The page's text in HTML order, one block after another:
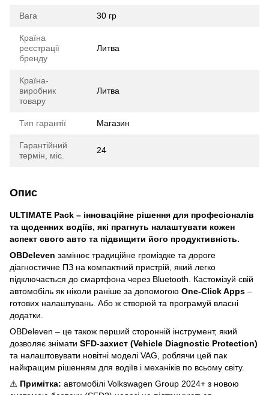
Вага 30 гр
Країна
реєстрації
бренду
Литва
Країна-
виробник
товару
Литва
Тип гарантії Магазин
Гарантійний
термін, міс.
24
Опис
ULTIMATE Pack – інноваційне рішення для професіоналів
та щоденних водіїв, які прагнуть налаштувати кожен
аспект свого авто та підвищити його продуктивність.
OBDeleven замінює традиційне громіздке та дороге
діагностичне ПЗ на компактний пристрій, який легко
підключається до смартфона через Bluetooth. Кастомізуй свій
автомобіль як ніколи раніше за допомогою One-Click Apps –
готових налаштувань. Або ж створюй та програмуй власні
додатки.
OBDeleven – це також перший сторонній інструмент, який
дозволяє знімати SFD-захист (Vehicle Diagnostic Protection)
та налаштовувати новітні моделі VAG, роблячи цей пак
найкращим рішенням для водіїв і механіків по всьому світу.
⚠️ Примітка: автомобілі Volkswagen Group 2024+ з новою